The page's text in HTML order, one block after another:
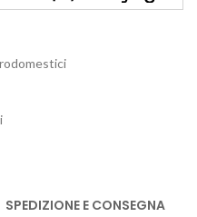
SPEDIZIONE E CONSEGNA